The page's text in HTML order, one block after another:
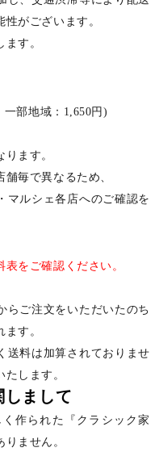
がございます。
す。
一部地域：1,650円)
ます。
毎で異なるため、
マルシェ各店へのご確認を
をご確認ください。
らご注文をいただいたのち
す。
送料は加算されておりませ
します。
しまして
作られた『クラシック家
ません。